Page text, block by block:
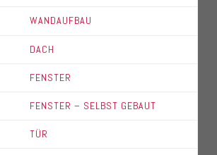
WANDAUFBAU
DACH
FENSTER
FENSTER – SELBST GEBAUT
TÜR